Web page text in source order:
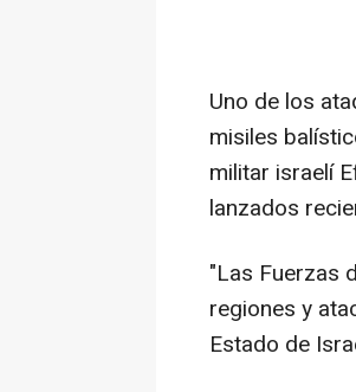
Uno de los
misiles
militar israelí
lanzados
"Las Fuerzas
regiones y
Estado de